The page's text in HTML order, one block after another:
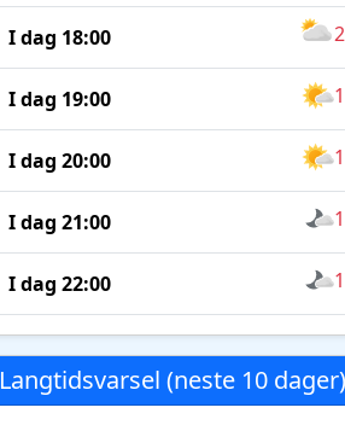
I dag 18:00
I dag 19:00
I dag 20:00
I dag 21:00
I dag 22:00
Langtidsvarsel (neste 10 dager)